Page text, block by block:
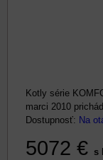
Kotly série
marci 2010
Dostupnosť: Na
5072 € s